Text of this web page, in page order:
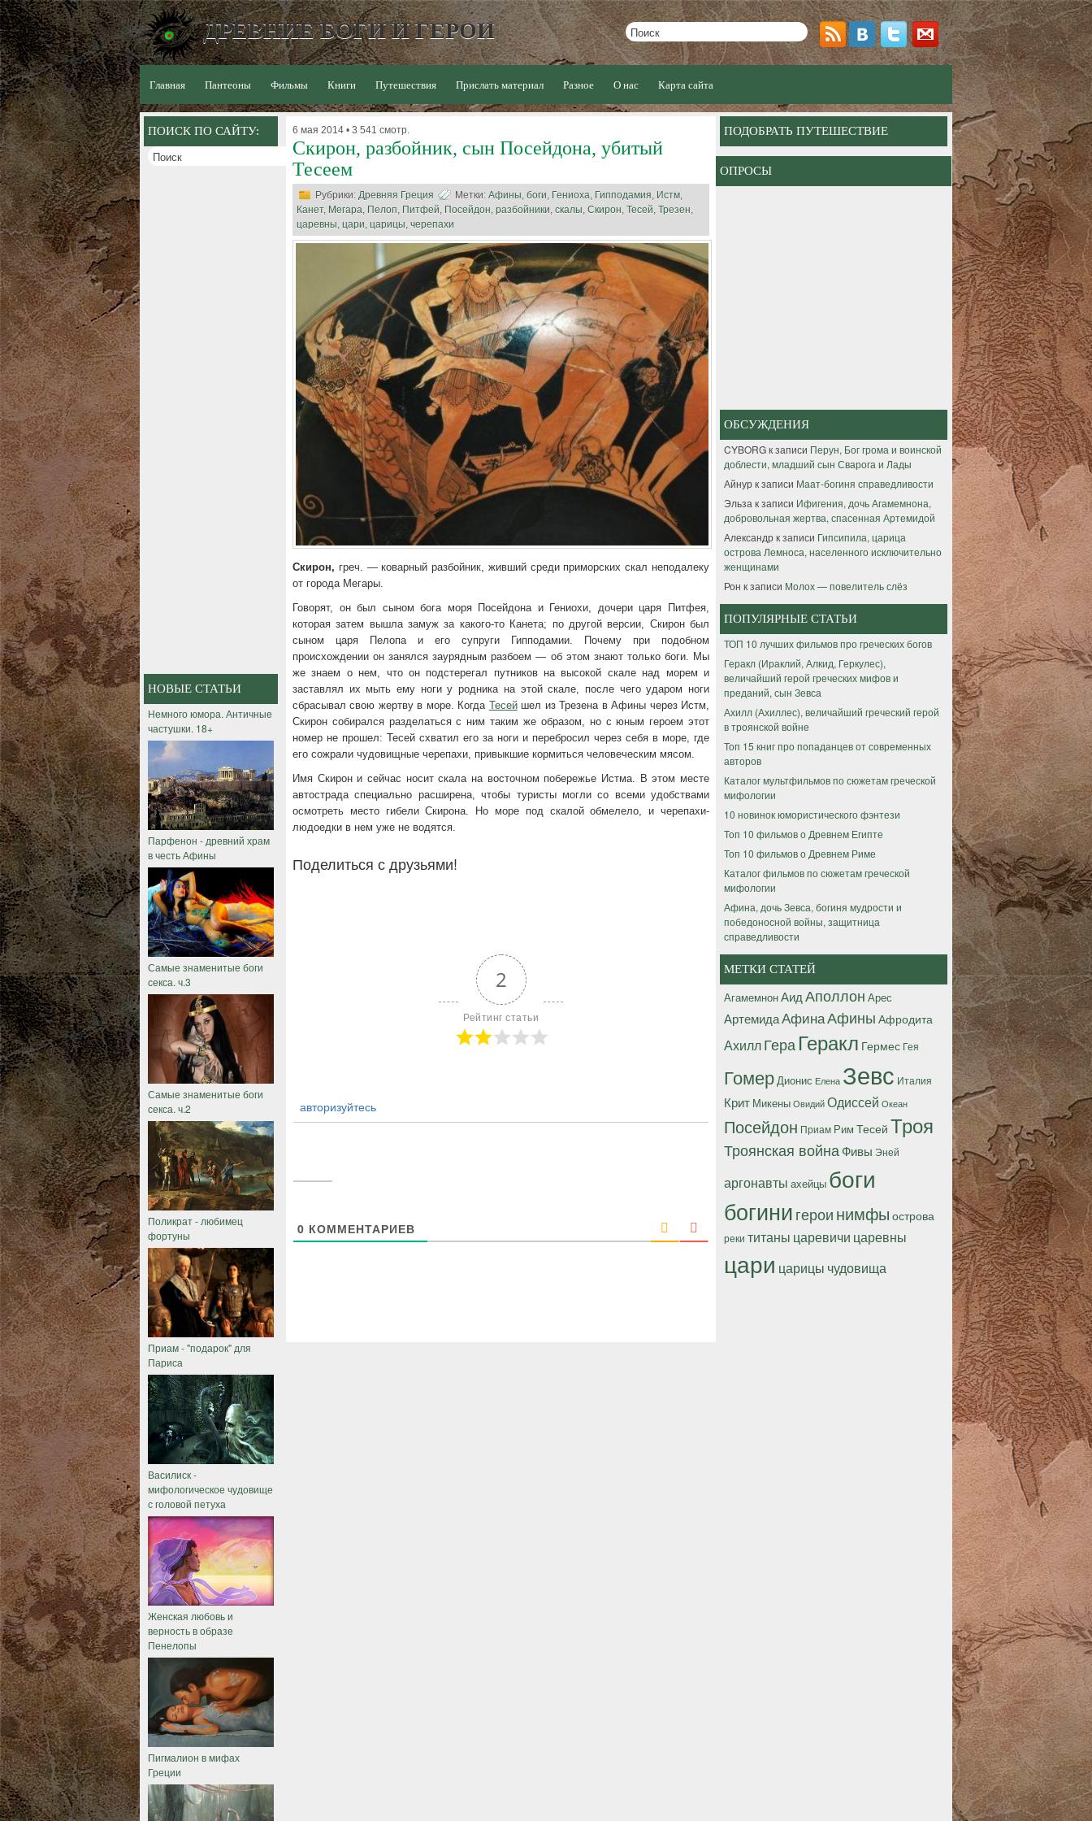
ДРЕВНИЕ БОГИ И ГЕРОИ
Главная Пантеоны Фильмы Книги Путешествия Прислать материал Разное О нас Карта сайта
ПОИСК ПО САЙТУ:
НОВЫЕ СТАТЬИ
Немного юмора. Античные
частушки. 18+
Парфенон - древний храм
в честь Афины
Самые знаменитые боги
секса. ч.3
Самые знаменитые боги
секса. ч.2
Поликрат - любимец
фортуны
Приам - "подарок" для
Париса
Василиск -
мифологическое чудовище
с головой петуха
Женская любовь и
верность в образе
Пенелопы
Пигмалион в мифах
Греции
6 мая 2014 • 3 541 смотр.
Скирон, разбойник, сын Посейдона, убитый
Тесеем
Рубрики: Древняя Греция Метки: Афины, боги, Гениоха, Гипподамия, Истм,
Канет, Мегара, Пелоп, Питфей, Посейдон, разбойники, скалы, Скирон, Тесей, Трезен,
царевны, цари, царицы, черепахи
Скирон, греч. — коварный разбойник, живший среди приморских скал неподалеку
от города Мегары.
Говорят, он был сыном бога моря Посейдона и Гениохи, дочери царя Питфея,
которая затем вышла замуж за какого-то Канета; по другой версии, Скирон был
сыном царя Пелопа и его супруги Гипподамии. Почему при подобном
происхождении он занялся заурядным разбоем — об этом знают только боги. Мы
же знаем о нем, что он подстерегал путников на высокой скале над морем и
заставлял их мыть ему ноги у родника на этой скале, после чего ударом ноги
сбрасывал свою жертву в море. Когда Тесейшел из Трезена в Афины через Истм,
Скирон собирался разделаться с ним таким же образом, но с юным героем этот
номер не прошел: Тесей схватил его за ноги и перебросил через себя в море, где
его сожрали чудовищные черепахи, привыкшие кормиться человеческим мясом.
Имя Скирон и сейчас носит скала на восточном побережье Истма. В этом месте
автострада специально расширена, чтобы туристы могли со всеми удобствами
осмотреть место гибели Скирона. Но море под скалой обмелело, и черепахи-
людоедки в нем уже не водятся.
Поделиться с друзьями!
2
Рейтинг статьи
авторизуйтесь
0 КОММЕНТАРИЕВ
ПОДОБРАТЬ ПУТЕШЕСТВИЕ
ОПРОСЫ
ОБСУЖДЕНИЯ
CYBORGк записи Перун, Бог грома и воинской
доблести, младший сын Сварога и Лады
Айнурк записи Маат-богиня справедливости
Эльза к записи Ифигения, дочь Агамемнона,
добровольная жертва, спасенная Артемидой
Александрк записи Гипсипила, царица
острова Лемноса, населенного исключительно
женщинами
Рон к записи Молох — повелитель слёз
ПОПУЛЯРНЫЕ СТАТЬИ
ТОП 10 лучших фильмов про греческих богов
Геракл (Ираклий, Алкид, Геркулес),
величайший герой греческих мифов и
преданий, сын Зевса
Ахилл (Ахиллес), величайший греческий герой
в троянской войне
Топ 15 книг про попаданцев от современных
авторов
Каталог мультфильмов по сюжетам греческой
мифологии
10 новинок юмористического фэнтези
Топ 10 фильмов о Древнем Египте
Топ 10 фильмов о Древнем Риме
Каталог фильмов по сюжетам греческой
мифологии
Афина, дочь Зевса, богиня мудрости и
победоносной войны, защитница
справедливости
МЕТКИ СТАТЕЙ
АгамемнонАидАполлон Арес
АртемидаАфинаАфины Афродита
АхиллГера Геракл Гермес Гея
ГомерДионис Елена Зевс Италия
Крит Микены Овидий Одиссей Океан
Посейдон Приам Рим Тесей Троя
Троянская войнаФивы Эней
аргонавты ахейцы боги
богинигероинимфы острова
реки титаны царевичи царевны
цари царицы чудовища